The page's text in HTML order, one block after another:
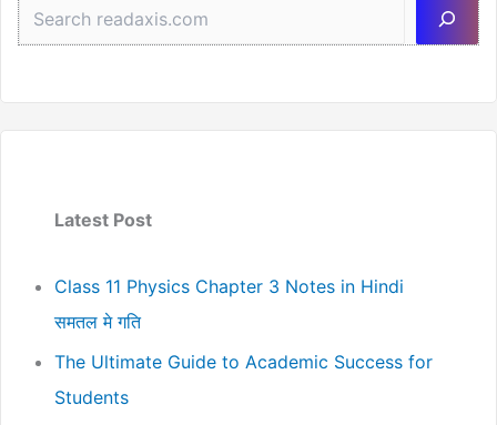
Latest Post
Class 11 Physics Chapter 3 Notes in Hindi
समतल मे गति
The Ultimate Guide to Academic Success for
Students